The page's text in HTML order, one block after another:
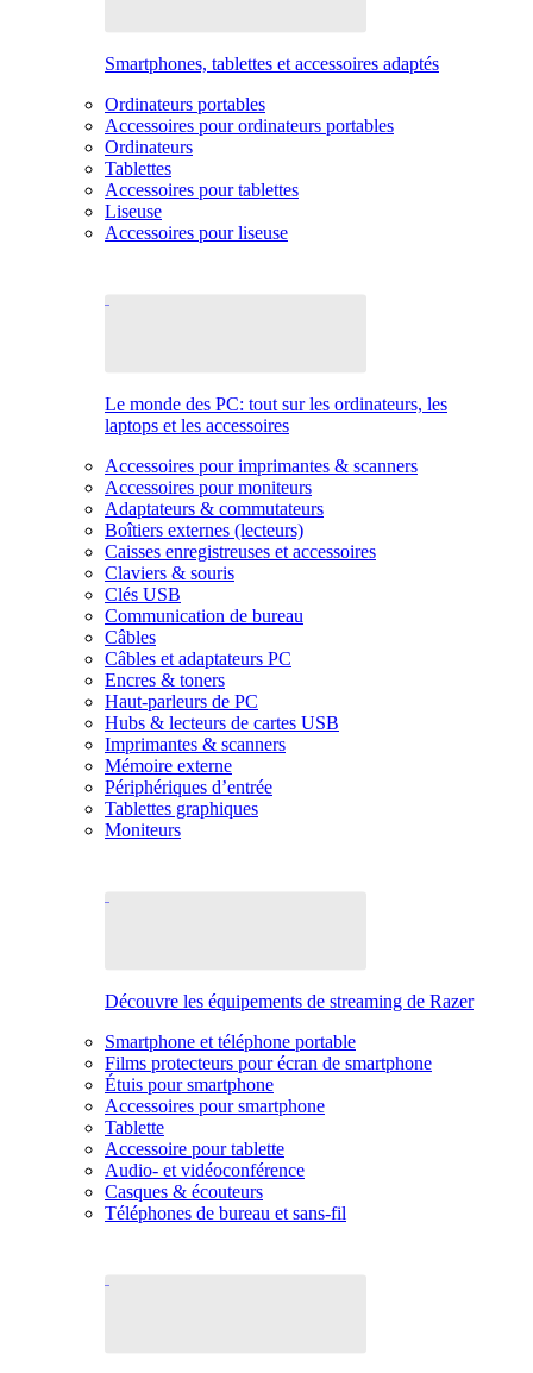
Smartphones, tablettes et accessoires adaptés
Ordinateurs portables
Accessoires pour ordinateurs portables
Ordinateurs
Tablettes
Accessoires pour tablettes
Liseuse
Accessoires pour liseuse
Le monde des PC: tout sur les ordinateurs, les
laptops et les accessoires
Accessoires pour imprimantes & scanners
Accessoires pour moniteurs
Adaptateurs & commutateurs
Boîtiers externes (lecteurs)
Caisses enregistreuses et accessoires
Claviers & souris
Clés USB
Communication de bureau
Câbles
Câbles et adaptateurs PC
Encres & toners
Haut-parleurs de PC
Hubs & lecteurs de cartes USB
Imprimantes & scanners
Mémoire externe
Périphériques d’entrée
Tablettes graphiques
Moniteurs
Découvre les équipements de streaming de Razer
Smartphone et téléphone portable
Films protecteurs pour écran de smartphone
Étuis pour smartphone
Accessoires pour smartphone
Tablette
Accessoire pour tablette
Audio- et vidéoconférence
Casques & écouteurs
Téléphones de bureau et sans-fil